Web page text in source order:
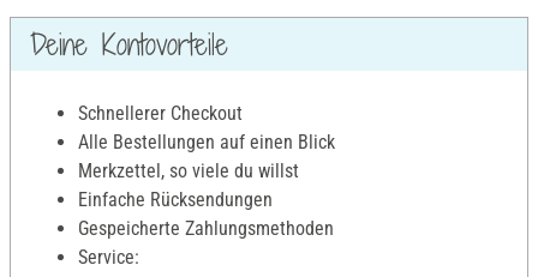
Deine Kontovorteile
Schnellerer Checkout
Alle Bestellungen auf einen Blick
Merkzettel, so viele du willst
Einfache Rücksendungen
Gespeicherte Zahlungsmethoden
Service: